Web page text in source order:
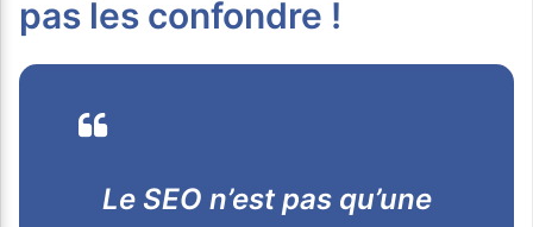
pas les confondre !
Le SEO n’est pas qu’une